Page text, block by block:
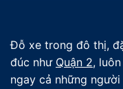
Đỗ xe trong đô thị,
đúc như Quận 2,
ngay cả những